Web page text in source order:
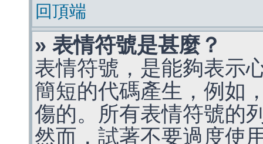
回頂端
» 表情符號是甚麼？
表情符號，是能夠表示
簡短的代碼產生，例如
傷的。所有表情符號的
然而，試著不要過度使